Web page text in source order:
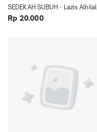
SEDEKAH SUBUH - Lazis Alhilal
Rp 20.000